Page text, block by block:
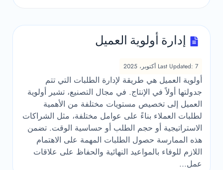
إدارة أولوية العميل
Last Updated: 7 أكتوبر، 2025
أولوية العميل هي طريقة لإدارة الطلبات التي تتم
جدولتها أولاً في الإنتاج. في مجال التصنيع، تشير أولوية
العميل إلى تخصيص مستويات مختلفة من الأهمية
لطلبات العملاء بناءً على عوامل مختلفة، مثل الشراكات
الاستراتيجية أو حجم الطلب أو حساسية الوقت. تضمن
هذه الممارسة حصول الطلبات المهمة على الاهتمام
اللازم للوفاء بالمواعيد النهائية والحفاظ على علاقات
عمل...